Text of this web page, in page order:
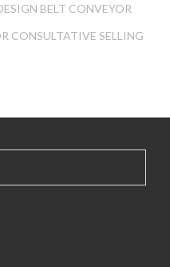
BELT CONVEYOR
CONSULTATIVE SELLING